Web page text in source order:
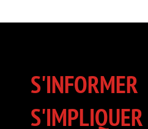
S'INFORMER
S'IMPLIQUER